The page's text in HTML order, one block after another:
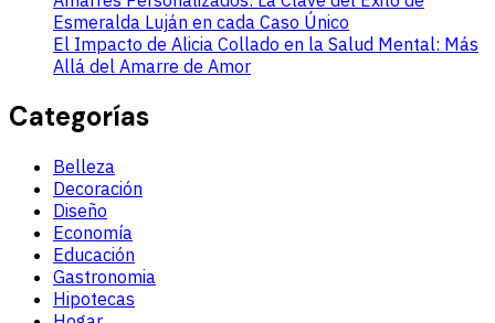
Esmeralda Luján en cada Caso Único
El Impacto de Alicia Collado en la Salud Mental: Más
Allá del Amarre de Amor
Categorías
Belleza
Decoración
Diseño
Economía
Educación
Gastronomia
Hipotecas